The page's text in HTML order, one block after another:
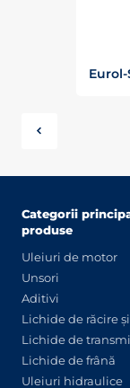
Categorii
produse
Uleiuri de motor
Unsori
Aditivi
Lichide de răcire
Lichide de
Lichide de frână
Uleiuri hidraulice